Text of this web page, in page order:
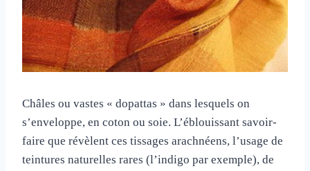
Châles ou vastes « dopattas » dans lesquels on
s’enveloppe, en coton ou soie. L’éblouissant savoir-
faire que révèlent ces tissages arachnéens, l’usage de
teintures naturelles rares (l’indigo par exemple), de